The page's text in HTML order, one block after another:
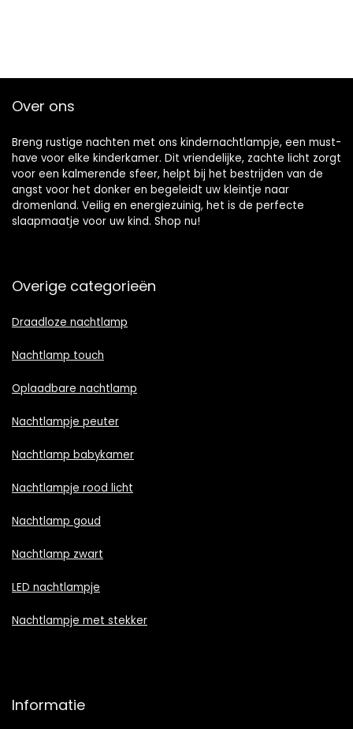
Over ons
Breng rustige nachten met ons kindernachtlampje, een must-
have voor elke kinderkamer. Dit vriendelijke, zachte licht zorgt
voor een kalmerende sfeer, helpt bij het bestrijden van de
angst voor het donker en begeleidt uw kleintje naar
dromenland. Veilig en energiezuinig, het is de perfecte
slaapmaatje voor uw kind. Shop nu!
Overige categorieën
Draadloze nachtlamp
Nachtlamp touch
Oplaadbare nachtlamp
Nachtlampje peuter
Nachtlamp babykamer
Nachtlampje rood licht
Nachtlamp goud
Nachtlamp zwart
LED nachtlampje
Nachtlampje met stekker
Informatie